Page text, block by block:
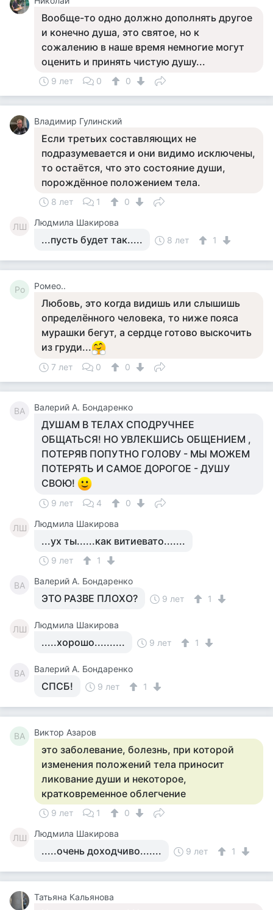
Вообще-то одно должно дополнять другое
и конечно душа, это святое, но к
сожалению в наше время немногие могут
оценить и принять чистую душу...
9 лет 0 0
Владимир Гулинский
Если третьих составляющих не
подразумевается и они видимо исключены,
то остаётся, что это состояние души,
порождённое положением тела.
8 лет 1 0
ЛШ Людмила Шакирова
...пусть будет так..... 8 лет 1
Ро Ромео..
Любовь, это когда видишь или слышишь
определённого человека, то ниже пояса
мурашки бегут, а сердце готово выскочить
из груди...
7 лет 0 0
ВА Валерий А. Бондаренко
ДУШАМ В ТЕЛАХ СПОДРУЧНЕЕ
ОБЩАТЬСЯ! НО УВЛЕКШИСЬ ОБЩЕНИЕМ ,
ПОТЕРЯВ ПОПУТНО ГОЛОВУ - МЫ МОЖЕМ
ПОТЕРЯТЬ И САМОЕ ДОРОГОЕ - ДУШУ
СВОЮ!
9 лет 4 0
ЛШ Людмила Шакирова
...ух ты......как витиевато.......
9 лет 1
ВА Валерий А. Бондаренко
ЭТО РАЗВЕ ПЛОХО? 9 лет 1
ЛШ Людмила Шакирова
.....хорошо.......... 9 лет 1
ВА Валерий А. Бондаренко
СПСБ! 9 лет 1
ВА Виктор Азаров
это заболевание, болезнь, при которой
изменения положений тела приносит
ликование души и некоторое,
кратковременное облегчение
9 лет 1 0
ЛШ Людмила Шакирова
.....очень доходчиво....... 9 лет 1
Татьяна Кальянова